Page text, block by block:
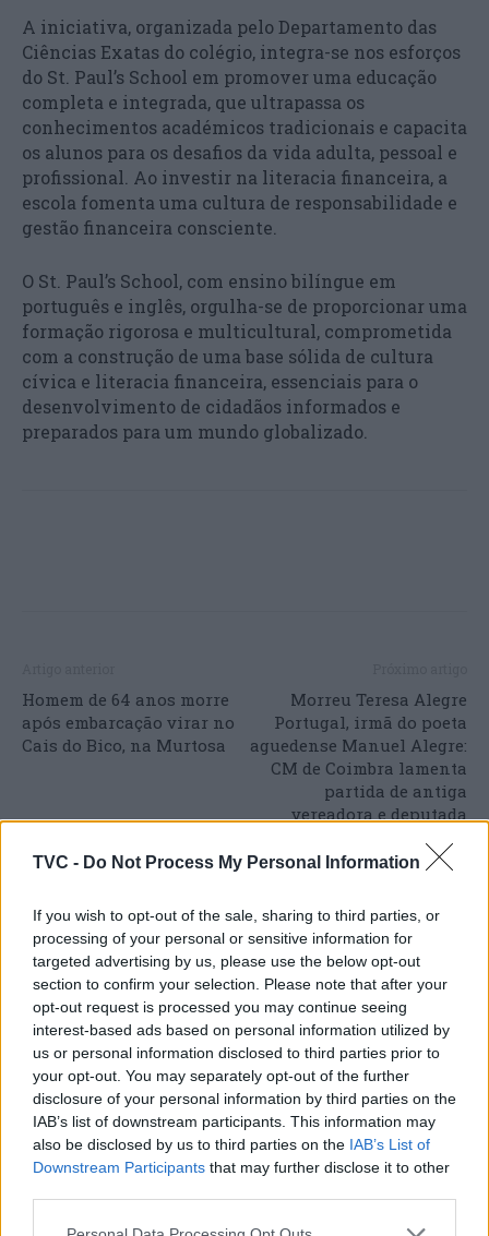
TVC - Do Not Process My Personal Information
If you wish to opt-out of the sale, sharing to third parties, or
processing of your personal or sensitive information for
targeted advertising by us, please use the below opt-out
section to confirm your selection. Please note that after your
opt-out request is processed you may continue seeing
interest-based ads based on personal information utilized by
us or personal information disclosed to third parties prior to
your opt-out. You may separately opt-out of the further
disclosure of your personal information by third parties on the
IAB’s list of downstream participants. This information may
also be disclosed by us to third parties on the IAB’s List of
Downstream Participants that may further disclose it to other
A iniciativa, organizada pelo Departamento das
Ciências Exatas do colégio, integra-se nos esforços
do St. Paul’s School em promover uma educação
completa e integrada, que ultrapassa os
conhecimentos académicos tradicionais e capacita
os alunos para os desafios da vida adulta, pessoal e
profissional. Ao investir na literacia financeira, a
escola fomenta uma cultura de responsabilidade e
gestão financeira consciente.
O St. Paul’s School, com ensino bilíngue em
português e inglês, orgulha-se de proporcionar uma
formação rigorosa e multicultural, comprometida
com a construção de uma base sólida de cultura
cívica e literacia financeira, essenciais para o
desenvolvimento de cidadãos informados e
preparados para um mundo globalizado.
Homem de 64 anos morre
após embarcação virar no
Cais do Bico, na Murtosa
Morreu Teresa Alegre
Portugal, irmã do poeta
aguedense Manuel Alegre:
CM de Coimbra lamenta
partida de antiga
vereadora e deputada
ARTIGOS RELACIONADOSMAIS DO AUTOR
Capacita Jovem de Poiares aproxima